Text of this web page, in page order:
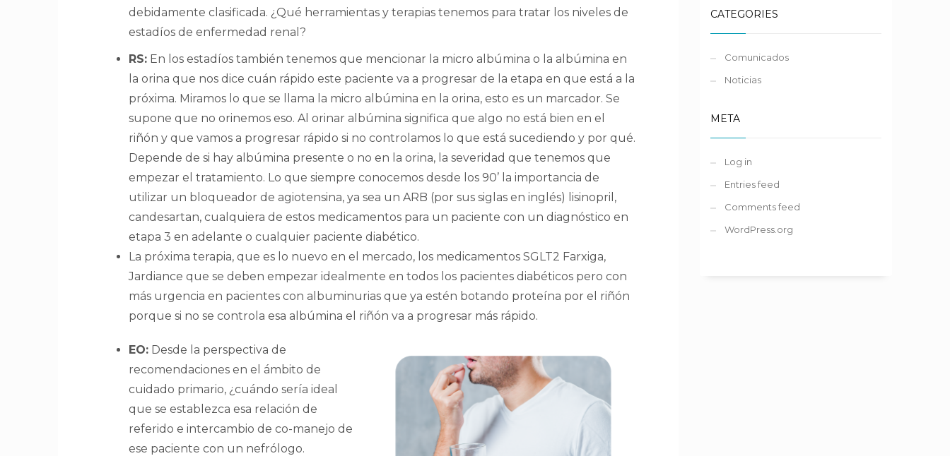
debidamente clasificada. ¿Qué herramientas y terapias tenemos para tratar los niveles de
estadíos de enfermedad renal?
RS: En los estadíos también tenemos que mencionar la micro albúmina o la albúmina en
la orina que nos dice cuán rápido este paciente va a progresar de la etapa en que está a la
próxima. Miramos lo que se llama la micro albúmina en la orina, esto es un marcador. Se
supone que no orinemos eso. Al orinar albúmina significa que algo no está bien en el
riñón y que vamos a progresar rápido si no controlamos lo que está sucediendo y por qué.
Depende de si hay albúmina presente o no en la orina, la severidad que tenemos que
empezar el tratamiento. Lo que siempre conocemos desde los 90’ la importancia de
utilizar un bloqueador de agiotensina, ya sea un ARB (por sus siglas en inglés) lisinopril,
candesartan, cualquiera de estos medicamentos para un paciente con un diagnóstico en
etapa 3 en adelante o cualquier paciente diabético.
La próxima terapia, que es lo nuevo en el mercado, los medicamentos SGLT2 Farxiga,
Jardiance que se deben empezar idealmente en todos los pacientes diabéticos pero con
más urgencia en pacientes con albuminurias que ya estén botando proteína por el riñón
porque si no se controla esa albúmina el riñón va a progresar más rápido.
EO: Desde la perspectiva de
recomendaciones en el ámbito de
cuidado primario, ¿cuándo sería ideal
que se establezca esa relación de
referido e intercambio de co-manejo de
ese paciente con un nefrólogo.
CATEGORIES
Comunicados
Noticias
META
Log in
Entries feed
Comments feed
WordPress.org